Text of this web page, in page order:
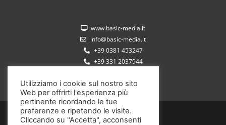
www.basic-media.it
info@basic-media.it
+39 0381 453247
+39 331 2037944
P.IVA 02572350185
Utilizziamo i cookie sul nostro sito
Web per offrirti l'esperienza più
pertinente ricordando le tue
preferenze e ripetendo le visite.
Cliccando su "Accetta", acconsenti